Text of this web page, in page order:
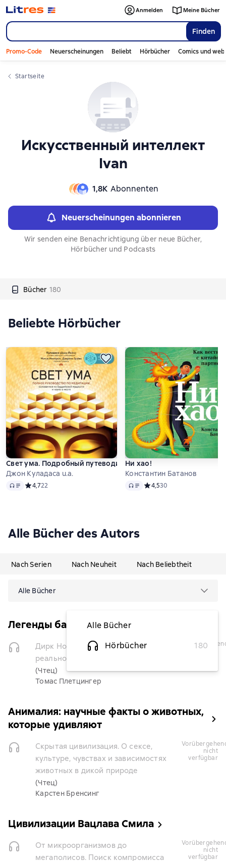
Finden
Anmelden Meine Bücher
Promo-Code Neuerscheinungen Beliebt Hörbücher Comics und
Startseite
Искусственный интеллект
Ivan
1,8К Abonnenten
Neuerscheinungen abonnieren
Wir senden eine Benachrichtigung über neue Bücher,
Hörbücher und Podcasts
Bücher 180
Слайдер с книгами
Beliebte Hörbücher
Свет ума. Подробный путеводитель по медитации
Джон Куладаса u.a.
Audio Средний рейтинг 4,7 на основе 22 оценок
4,722
Ни хао!
Константин Батанов
Audio Средний рейтинг 4,5 на
4,530
Alle Bücher des Autors
Nach Serien Nach Neuheit Nach Beliebtheit
Alle Bücher
Alle Bücher
Hörbücher
180
Легенды баскетбола
Дирк Новицки. Мечта, ставшая
реальностью
(Чтец)
Томас Плетцингер
nicht
Анималия: научные факты о животных,
которые удивляют
Скрытая цивилизация. О сексе,
культуре, чувствах и зависимостях
животных в дикой природе
(Чтец)
Карстен Бренсинг
vorübergehend
nicht
verfügbar
Цивилизации Вацлава Смила
От микроорганизмов до
мегаполисов. Поиск компромисса
vorübergehend
nicht
verfügbar